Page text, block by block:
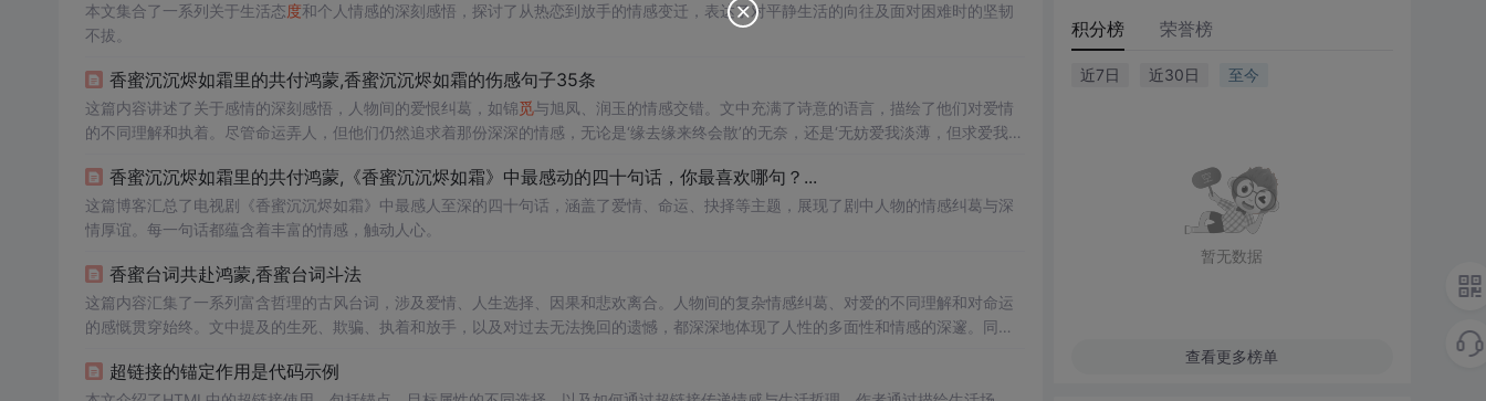
本文集合了一系列关于生活态度和个人情感的深刻感悟，探讨了从热恋到放手的情感变迁，表达了对平静生活的向往及面对困难时的坚韧
不拔。
香蜜沉沉烬如霜里的共付鸿蒙,香蜜沉沉烬如霜的伤感句子35条
这篇内容讲述了关于感情的深刻感悟，人物间的爱恨纠葛，如锦觅与旭凤、润玉的情感交错。文中充满了诗意的语言，描绘了他们对爱情
的不同理解和执着。尽管命运弄人，但他们仍然追求着那份深深的情感，无论是‘缘去缘来终会散’的无奈，还是‘无妨爱我淡薄，但求爱我长
香蜜沉沉烬如霜里的共付鸿蒙,《香蜜沉沉烬如霜》中最感动的四十句话，你最喜欢哪句？...
这篇博客汇总了电视剧《香蜜沉沉烬如霜》中最感人至深的四十句话，涵盖了爱情、命运、抉择等主题，展现了剧中人物的情感纠葛与深
情厚谊。每一句话都蕴含着丰富的情感，触动人心。
香蜜台词共赴鸿蒙,香蜜台词斗法
这篇内容汇集了一系列富含哲理的古风台词，涉及爱情、人生选择、因果和悲欢离合。人物间的复杂情感纠葛、对爱的不同理解和对命运
的感慨贯穿始终。文中提及的生死、欺骗、执着和放手，以及对过去无法挽回的遗憾，都深深地体现了人性的多面性和情感的深邃。同
超链接的锚定作用是代码示例
积分榜 荣誉榜
近7日 近30日 至今
暂无数据
查看更多榜单